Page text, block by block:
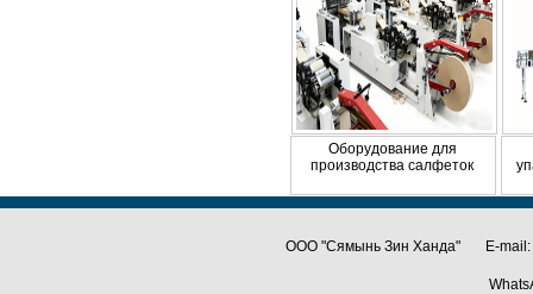
Оборудование для
производства салфеток
ООО "Сямынь Зин Ханда" E-mail: